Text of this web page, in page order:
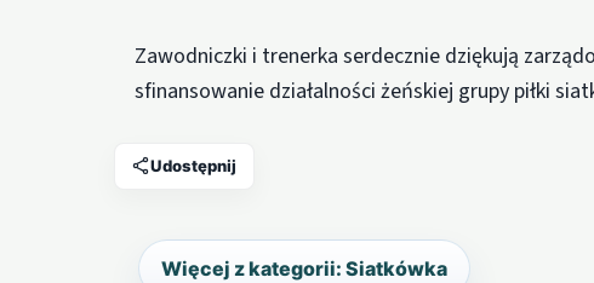
Zawodniczki i trenerka serdecznie dziękują
sfinansowanie działalności żeńskiej grupy piłki
Udostępnij
Więcej z kategorii: Siatkówka